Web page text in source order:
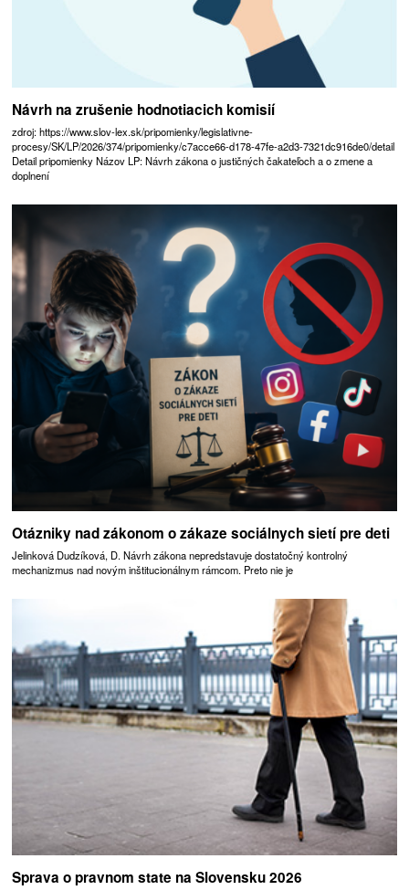
Návrh na zrušenie hodnotiacich komisií
zdroj: https://www.slov-lex.sk/pripomienky/legislativne-
procesy/SK/LP/2026/374/pripomienky/c7acce66-d178-47fe-a2d3-7321dc916de0/detail
Detail pripomienky Názov LP: Návrh zákona o justičných čakateľoch a o zmene a
doplnení
Otázniky nad zákonom o zákaze sociálnych sietí pre deti
Jelinková Dudzíková, D. Návrh zákona nepredstavuje dostatočný kontrolný
mechanizmus nad novým inštitucionálnym rámcom. Preto nie je
Sprava o pravnom state na Slovensku 2026